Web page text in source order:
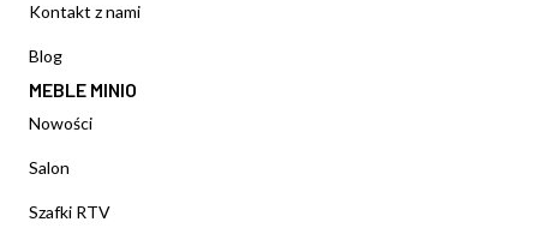
Kontakt z nami
Blog
MEBLE MINIO
Nowości
Salon
Szafki RTV